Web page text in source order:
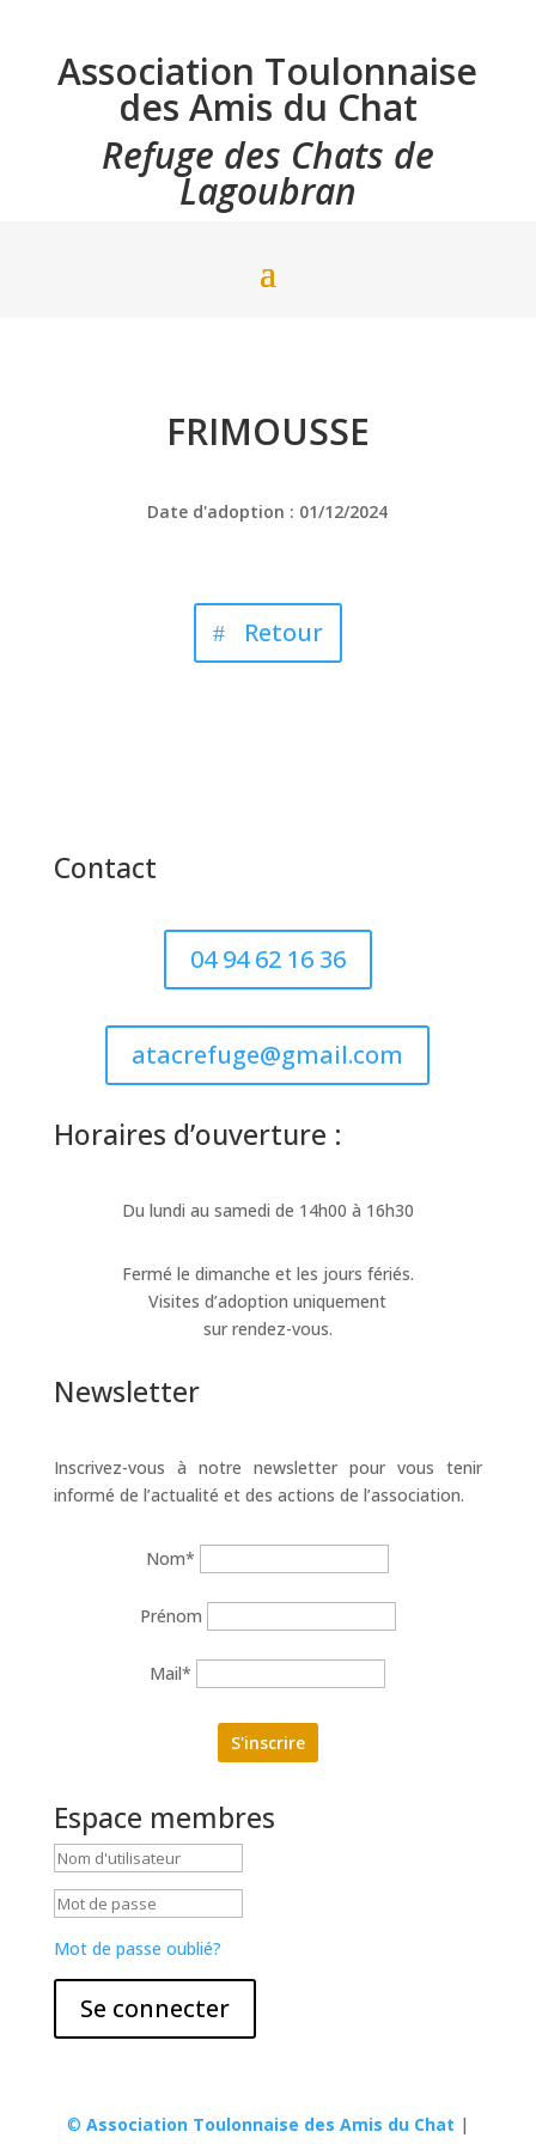
Association Toulonnaise
des Amis du Chat
Refuge des Chats de
Lagoubran
FRIMOUSSE
Date d'adoption : 01/12/2024
Retour
Contact
04 94 62 16 36
atacrefuge@gmail.com
Horaires d’ouverture :
Du lundi au samedi de 14h00 à 16h30
Fermé le dimanche et les jours fériés.
Visites d’adoption uniquement
sur rendez-vous.
Newsletter
Inscrivez-vous à notre newsletter pour vous tenir
informé de l’actualité et des actions de l’association.
Nom*
Prénom
Mail*
Espace membres
Mot de passe oublié?
Se connecter
© Association Toulonnaise des Amis du Chat |